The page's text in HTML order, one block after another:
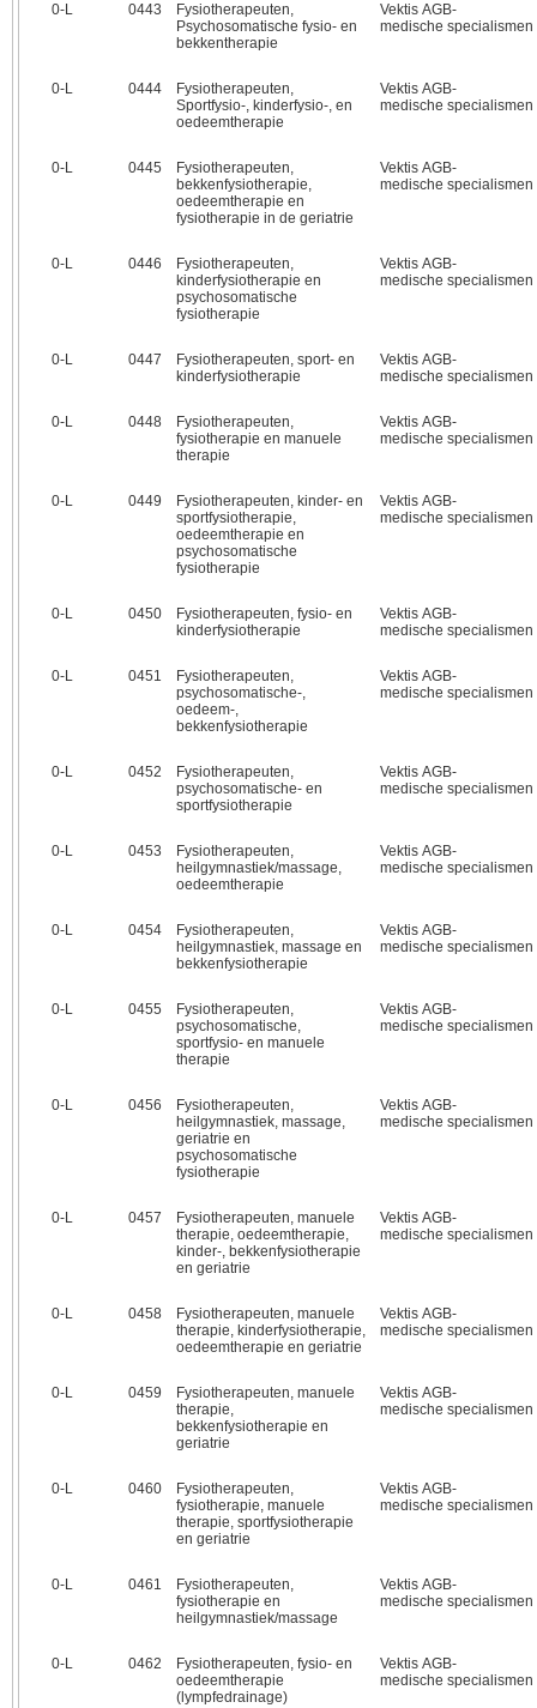
0‑L 0443
Fysiotherapeuten,
Psychosomatische fysio- en
bekkentherapie
Vektis AGB-
medische specialismen
0‑L 0444
Fysiotherapeuten,
Sportfysio-, kinderfysio-, en
oedeemtherapie
Vektis AGB-
medische specialismen
0‑L 0445
Fysiotherapeuten,
bekkenfysiotherapie,
oedeemtherapie en
fysiotherapie in de geriatrie
Vektis AGB-
medische specialismen
0‑L 0446
Fysiotherapeuten,
kinderfysiotherapie en
psychosomatische
fysiotherapie
Vektis AGB-
medische specialismen
0‑L 0447
Fysiotherapeuten, sport- en
kinderfysiotherapie
Vektis AGB-
medische specialismen
0‑L 0448
Fysiotherapeuten,
fysiotherapie en manuele
therapie
Vektis AGB-
medische specialismen
0‑L 0449
Fysiotherapeuten, kinder- en
sportfysiotherapie,
oedeemtherapie en
psychosomatische
fysiotherapie
Vektis AGB-
medische specialismen
0‑L 0450
Fysiotherapeuten, fysio- en
kinderfysiotherapie
Vektis AGB-
medische specialismen
0‑L 0451
Fysiotherapeuten,
psychosomatische-,
oedeem-,
bekkenfysiotherapie
Vektis AGB-
medische specialismen
0‑L 0452
Fysiotherapeuten,
psychosomatische- en
sportfysiotherapie
Vektis AGB-
medische specialismen
0‑L 0453
Fysiotherapeuten,
heilgymnastiek/massage,
oedeemtherapie
Vektis AGB-
medische specialismen
0‑L 0454
Fysiotherapeuten,
heilgymnastiek, massage en
bekkenfysiotherapie
Vektis AGB-
medische specialismen
0‑L 0455
Fysiotherapeuten,
psychosomatische,
sportfysio- en manuele
therapie
Vektis AGB-
medische specialismen
0‑L 0456
Fysiotherapeuten,
heilgymnastiek, massage,
geriatrie en
psychosomatische
fysiotherapie
Vektis AGB-
medische specialismen
0‑L 0457
Fysiotherapeuten, manuele
therapie, oedeemtherapie,
kinder-, bekkenfysiotherapie
en geriatrie
Vektis AGB-
medische specialismen
0‑L 0458
Fysiotherapeuten, manuele
therapie, kinderfysiotherapie,
oedeemtherapie en geriatrie
Vektis AGB-
medische specialismen
0‑L 0459
Fysiotherapeuten, manuele
therapie,
bekkenfysiotherapie en
geriatrie
Vektis AGB-
medische specialismen
0‑L 0460
Fysiotherapeuten,
fysiotherapie, manuele
therapie, sportfysiotherapie
en geriatrie
Vektis AGB-
medische specialismen
0‑L 0461
Fysiotherapeuten,
fysiotherapie en
heilgymnastiek/massage
Vektis AGB-
medische specialismen
0‑L 0462
Fysiotherapeuten, fysio- en
oedeemtherapie
(lympfedrainage)
Vektis AGB-
medische specialismen